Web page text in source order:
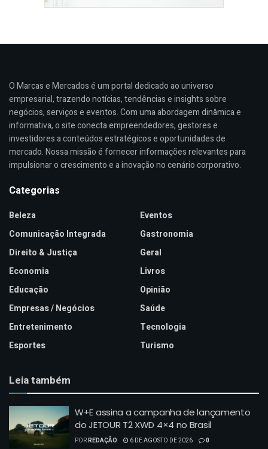
O Marcas e Mercados é um portal dedicado ao universo
empresarial, trazendo notícias, tendências e insights sobre
negócios, serviços e eventos. Com uma abordagem dinâmica e
informativa, o site conecta empreendedores, gestores e
investidores a conteúdos estratégicos e oportunidades de
mercado. Nossa missão é fornecer informações relevantes para
impulsionar o crescimento e a inovação no cenário corporativo.
Categorias
Beleza
Comunicação Integrada
Direito & Justiça
Economia
Educação
Empresas / Negócios
Entretenimento
Esportes
Eventos
Gastronomia
Geral
Livros
Opinião
Saúde
Tecnologia
Turismo
Leia também
W+E assina a campanha de lançamento
do JETOUR T2 XWD 4×4 no Brasil
PORREDAÇÃO 6 DE AGOSTO DE 2026 0